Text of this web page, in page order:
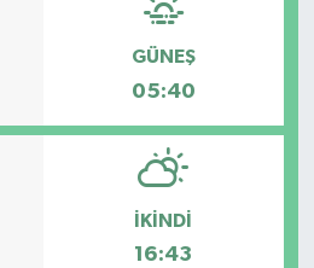
GÜNEŞ
05:40
İKINDI
16:43